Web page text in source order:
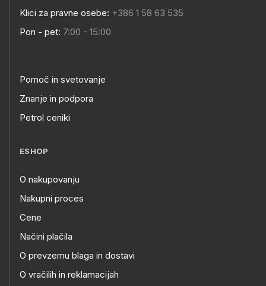
Klici za pravne osebe: +386 1 58 63 535
Pon - pet: 7:00 - 15:00
Pomoč in svetovanje
Znanje in podpora
Petrol ceniki
ESHOP
O nakupovanju
Nakupni proces
Cene
Načini plačila
O prevzemu blaga in dostavi
O vračilih in reklamacijah